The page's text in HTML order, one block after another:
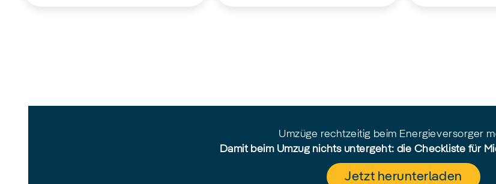
Umzüge rechtzeitig beim Energieversorger
Damit beim Umzug nichts untergeht: die Checkliste für
Jetzt herunterladen